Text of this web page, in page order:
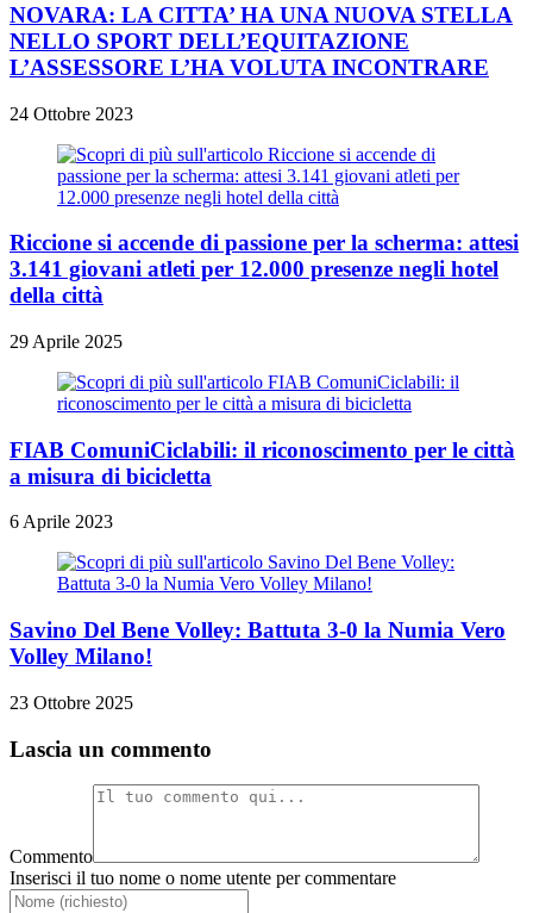
NOVARA: LA CITTA’ HA UNA NUOVA STELLA
NELLO SPORT DELL’EQUITAZIONE
L’ASSESSORE L’HA VOLUTA INCONTRARE
24 Ottobre 2023
Riccione si accende di passione per la scherma: attesi
3.141 giovani atleti per 12.000 presenze negli hotel
della città
29 Aprile 2025
FIAB ComuniCiclabili: il riconoscimento per le città
a misura di bicicletta
6 Aprile 2023
Savino Del Bene Volley: Battuta 3-0 la Numia Vero
Volley Milano!
23 Ottobre 2025
Lascia un commento
Commento
Inserisci il tuo nome o nome utente per commentare